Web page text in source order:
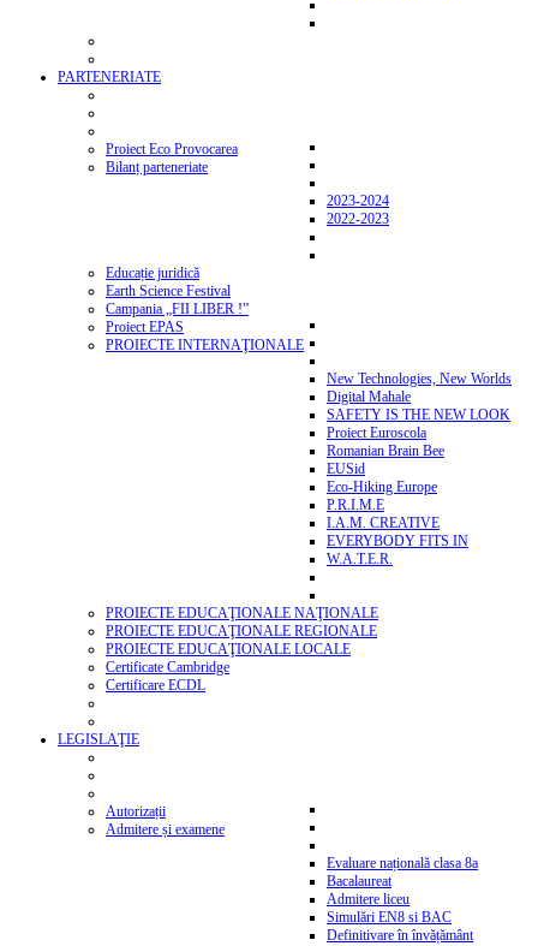
PARTENERIATE
Proiect Eco Provocarea
Bilanț parteneriate
2023-2024
2022-2023
Educație juridică
Earth Science Festival
Campania „FII LIBER !”
Proiect EPAS
PROIECTE INTERNAŢIONALE
New Technologies, New Worlds
Digital Mahale
SAFETY IS THE NEW LOOK
Proiect Euroscola
Romanian Brain Bee
EUSid
Eco-Hiking Europe
P.R.I.M.E
I.A.M. CREATIVE
EVERYBODY FITS IN
W.A.T.E.R.
PROIECTE EDUCAŢIONALE NAŢIONALE
PROIECTE EDUCAŢIONALE REGIONALE
PROIECTE EDUCAŢIONALE LOCALE
Certificate Cambridge
Certificare ECDL
LEGISLAŢIE
Autorizații
Admitere și examene
Evaluare națională clasa 8a
Bacalaureat
Admitere liceu
Simulări EN8 si BAC
Definitivare în învățământ